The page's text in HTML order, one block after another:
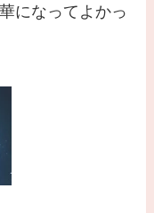
になってよかっ